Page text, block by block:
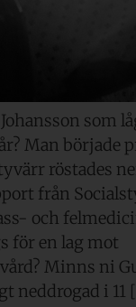
som
Man började
röstades
från
och
för en lag mot
Minns ni
neddrogad i 11